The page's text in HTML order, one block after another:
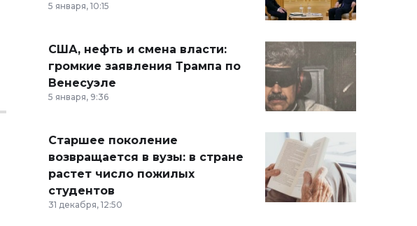
5 января, 10:15
США, нефть и смена власти:
громкие заявления Трампа по
Венесуэле
5 января, 9:36
Старшее поколение
возвращается в вузы: в стране
растет число пожилых
студентов
31 декабря, 12:50